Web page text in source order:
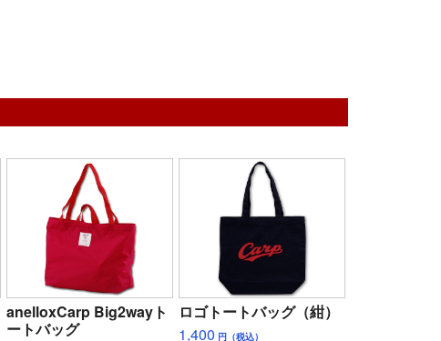
anelloxCarp Big2wayト
ートバッグ
ロゴトートバッグ（紺）
1,400 円（税込）